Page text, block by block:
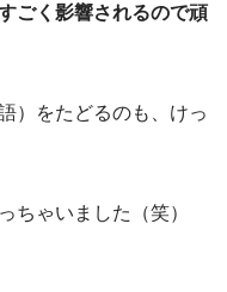
ごく影響されるので頑
）をたどるのも、けっ
ちゃいました（笑）